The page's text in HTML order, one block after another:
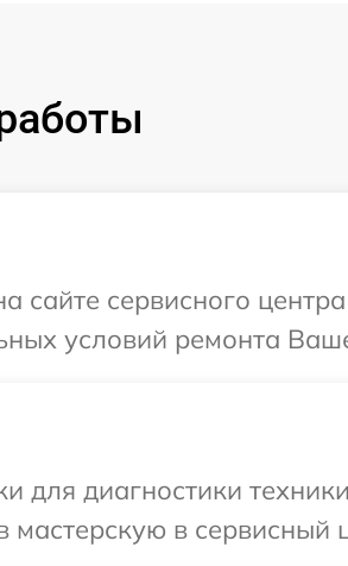
сайте сервисного
условий ремонта
для диагностики
в сервисный